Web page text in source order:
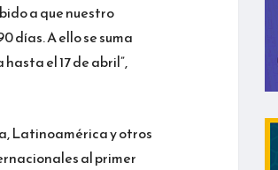
a que nuestro
días. A ello se suma
el 17 de abril”,
Latinoamérica y otros
al primer